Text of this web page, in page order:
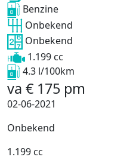
Benzine
Onbekend
Onbekend
1.199 cc
4.3 l/100km
va € 175 pm
02-06-2021
Onbekend
1.199 cc